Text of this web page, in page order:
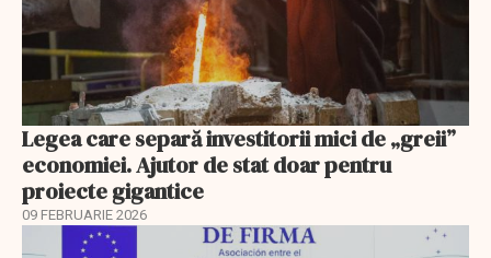
Legea care separă investitorii mici de „greii”
economiei. Ajutor de stat doar pentru
proiecte gigantice
09 FEBRUARIE 2026